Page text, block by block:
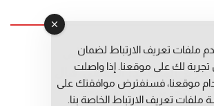
عبد الرحيم التوراني
المساعد: المعطي قبال
التحرير: فاطمة حوحو
ملفات تعريف الارتباط لضمان
لك على موقعنا. إذا واصلت
موقعنا، فسنفترض موافقتك على
ملفات تعريف الارتباط الخاصة بنا.